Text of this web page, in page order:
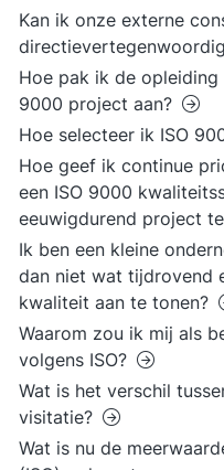
Kan ik onze externe
Hoe pak ik de opleiding
9000 project aan?
Hoe selecteer ik ISO
Hoe geef ik continue
een ISO 9000
eeuwigdurend project
Ik ben een kleine
dan niet wat tijdrovend
kwaliteit aan te tonen?
Waarom zou ik mij als
volgens ISO?
Wat is het verschil
visitatie?
Wat is nu de